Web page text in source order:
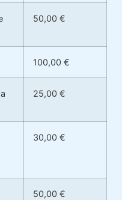
50,00 €
100,00 €
25,00 €
30,00 €
50,00 €